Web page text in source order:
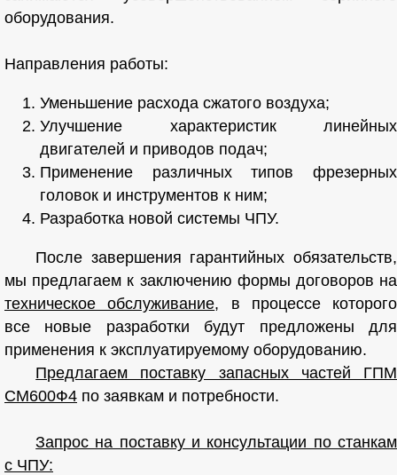
оборудования.
Направления работы:
Уменьшение расхода сжатого воздуха;
Улучшение характеристик линейных
двигателей и приводов подач;
Применение различных типов фрезерных
головок и инструментов к ним;
Разработка новой системы ЧПУ.
После завершения гарантийных обязательств,
мы предлагаем к заключению формы договоров на
техническое обслуживание, в процессе которого
все новые разработки будут предложены для
применения к эксплуатируемому оборудованию.
Предлагаем поставку запасных частей ГПМ
СМ600Ф4 по заявкам и потребности.
Запрос на поставку и консультации по станкам
с ЧПУ: